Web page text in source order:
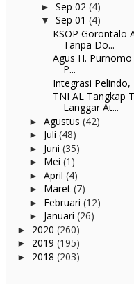
► Sep 02 (4)
▼ Sep 01 (4)
KSOP Gorontalo
Tanpa Do...
Agus H.
P...
Integrasi Pelindo,
TNI AL Tangkap
Langgar At...
► Agustus (42)
► Juli (48)
► Juni (35)
► Mei (1)
► April (4)
► Maret (7)
► Februari (12)
► Januari (26)
► 2020 (260)
► 2019 (195)
► 2018 (203)